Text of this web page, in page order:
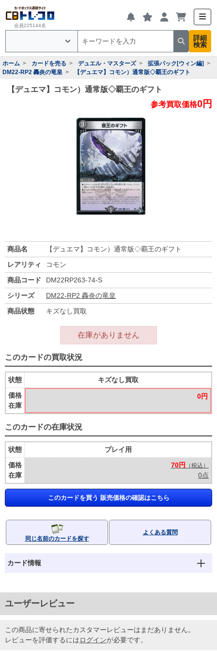
会員225144名
詳細
検索
ホーム カードを売る デュエル・マスターズ
拡張パック[ウィン編]
DM22-RP2 轟炎の竜皇
【デュエマ】コモン）通常版◇覇王のギフト
【デュエマ】コモン）通常版◇覇王のギフト
参考買取価格0円
商品名
【デュエマ】コモン）通常版◇覇王のギフト
レアリティ
コモン
商品コード
DM22RP263-74-S
シリーズ
DM22-RP2 轟炎の竜皇
商品状態
キズなし買取
在庫がありません
このカードの買取状況
状態
価格
在庫
キズなし買取
0円
このカードの在庫状況
状態
価格
在庫
プレイ用
70円
（税込）
0点
このカードを買う 販売価格の確認はこちら
同じ名前のカードを探す
よくある質問
カード情報
ユーザーレビュー
この商品に寄せられたカスタマーレビューはまだありません。
レビューを評価するにはログインが必要です。